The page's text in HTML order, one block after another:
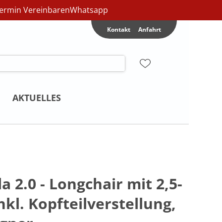
VereinbarenWhatsapp
Kontakt Anfahrt
AKTUELLES
2.0 - Longchair mit 2,5-
Kopfteilverstellung,